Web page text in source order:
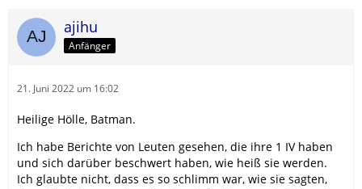
ajihu
Anfänger
21. Juni 2022 um 16:02
Heilige Hölle, Batman.
Ich habe Berichte von Leuten gesehen, die ihre 1 IV haben
und sich darüber beschwert haben, wie heiß sie werden.
Ich glaubte nicht, dass es so schlimm war, wie sie sagten,